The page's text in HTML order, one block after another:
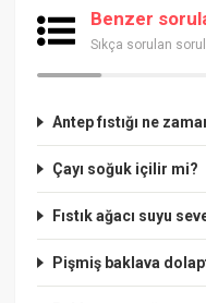
Benzer
Sıkça sorulan
Antep fıstığı ne
Çayı soğuk içilir mi?
Fıstık ağacı suyu
Pişmiş baklava